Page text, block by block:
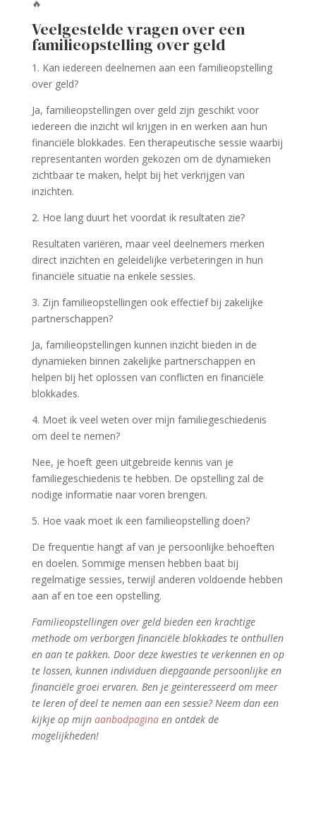
🔥
Veelgestelde vragen over een
familieopstelling over geld
1. Kan iedereen deelnemen aan een familieopstelling
over geld?
Ja, familieopstellingen over geld zijn geschikt voor
iedereen die inzicht wil krijgen in en werken aan hun
financiële blokkades. Een therapeutische sessie waarbij
representanten worden gekozen om de dynamieken
zichtbaar te maken, helpt bij het verkrijgen van
inzichten.
2. Hoe lang duurt het voordat ik resultaten zie?
Resultaten variëren, maar veel deelnemers merken
direct inzichten en geleidelijke verbeteringen in hun
financiële situatie na enkele sessies.
3. Zijn familieopstellingen ook effectief bij zakelijke
partnerschappen?
Ja, familieopstellingen kunnen inzicht bieden in de
dynamieken binnen zakelijke partnerschappen en
helpen bij het oplossen van conflicten en financiële
blokkades.
4. Moet ik veel weten over mijn familiegeschiedenis
om deel te nemen?
Nee, je hoeft geen uitgebreide kennis van je
familiegeschiedenis te hebben. De opstelling zal de
nodige informatie naar voren brengen.
5. Hoe vaak moet ik een familieopstelling doen?
De frequentie hangt af van je persoonlijke behoeften
en doelen. Sommige mensen hebben baat bij
regelmatige sessies, terwijl anderen voldoende hebben
aan af en toe een opstelling.
Familieopstellingen over geld bieden een krachtige
methode om verborgen financiële blokkades te onthullen
en aan te pakken. Door deze kwesties te verkennen en op
te lossen, kunnen individuen diepgaande persoonlijke en
financiële groei ervaren. Ben je geïnteresseerd om meer
te leren of deel te nemen aan een sessie? Neem dan een
kijkje op mijn aanbodpaginaen ontdek de
mogelijkheden!